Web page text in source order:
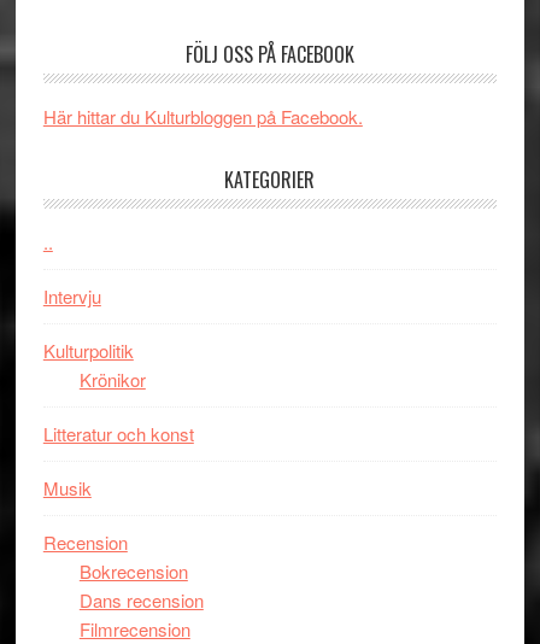
teater
´s
och
FÖLJ OSS PÅ FACEBOOK
Här hittar du Kulturbloggen på Facebook.
KATEGORIER
..
Intervju
Kulturpolitik
Krönikor
Litteratur och konst
Musik
Recension
Bokrecension
Dans recension
Filmrecension